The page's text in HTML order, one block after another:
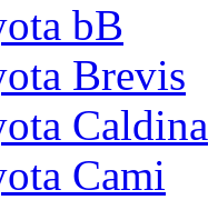
bB
Brevis
Caldina
Cami